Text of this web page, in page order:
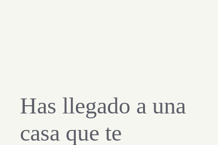
Has llegado a una
casa que te